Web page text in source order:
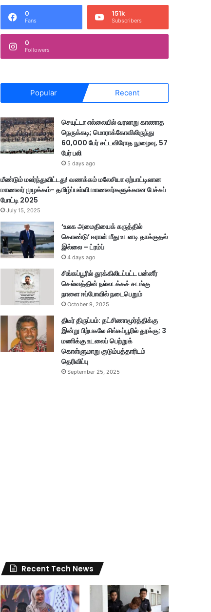
0
Fans
151k
Subscribers
0
Followers
Popular Recent
செயுட்டா எல்லையில் வரலாறு காணாத
நெருக்கடி; மொராக்கோவிலிருந்து
60,000 பேர் சட்டவிரோத நுழைவு, 57
பேர் பலி
5 days ago
மீண்டும் மலர்ந்துவிட்டது! வணக்கம் மலேசியா ஏற்பாட்டிலான
மாணவர் முழக்கம்- தமிழ்ப்பள்ளி மாணவர்களுக்கான பேச்சுப்
போட்டி 2025
July 15, 2025
‘உலக அமைதியைக் கருத்தில்
கொண்டு’ ஈரான் மீது உடனடி தாக்குதல்
இல்லை – ட்ரம்ப்
4 days ago
சிங்கப்பூரில் தூக்கிலிடப்பட்ட பன்னீர்
செல்வத்தின் நல்லடக்கச் சடங்கு
நாளை ஈப்போவில் நடைபெறும்
October 9, 2025
திடீர் திருப்பம்: தட்சிணாமூர்த்திக்கு
இன்று பிற்பகலே சிங்கப்பூரில் தூக்கு; 3
மணிக்கு உடலைப் பெற்றுக்
கொள்ளுமாறு குடும்பத்தாரிடம்
தெரிவிப்பு
September 25, 2025
Recent Tech News